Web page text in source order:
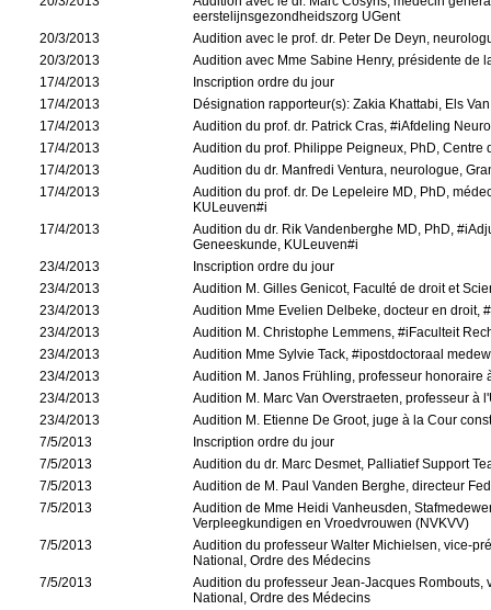
eerstelijnsgezondheidszorg UGent
20/3/2013
Audition avec le prof. dr. Peter De Deyn,
20/3/2013
Audition avec Mme Sabine Henry, présidente de
17/4/2013
Inscription ordre du jour
17/4/2013
Désignation rapporteur(s): Zakia Khattabi, Els
17/4/2013
Audition du prof. dr. Patrick Cras, #iAfdeling
17/4/2013
Audition du prof. Philippe Peigneux, PhD,
17/4/2013
Audition du dr. Manfredi Ventura, neurologue,
17/4/2013
Audition du prof. dr. De Lepeleire MD, PhD,
KULeuven#i
17/4/2013
Audition du dr. Rik Vandenberghe MD, PhD,
Geneeskunde, KULeuven#i
23/4/2013
Inscription ordre du jour
23/4/2013
Audition M. Gilles Genicot, Faculté de droit et
23/4/2013
Audition Mme Evelien Delbeke, docteur en droit,
23/4/2013
Audition M. Christophe Lemmens, #iFaculteit
23/4/2013
Audition Mme Sylvie Tack, #ipostdoctoraal
23/4/2013
Audition M. Janos Frühling, professeur honoraire
23/4/2013
Audition M. Marc Van Overstraeten, professeur à
23/4/2013
Audition M. Etienne De Groot, juge à la Cour
7/5/2013
Inscription ordre du jour
7/5/2013
Audition du dr. Marc Desmet, Palliatief Support
7/5/2013
Audition de M. Paul Vanden Berghe, directeur
7/5/2013
Audition de Mme Heidi Vanheusden,
Verpleegkundigen en Vroedvrouwen (NVKVV)
7/5/2013
Audition du professeur Walter Michielsen, vice-
National, Ordre des Médecins
7/5/2013
Audition du professeur Jean-Jacques
National, Ordre des Médecins